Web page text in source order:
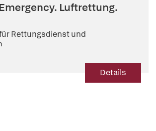
Emergency. Luftrettung.
Rettungsdienst und
Details